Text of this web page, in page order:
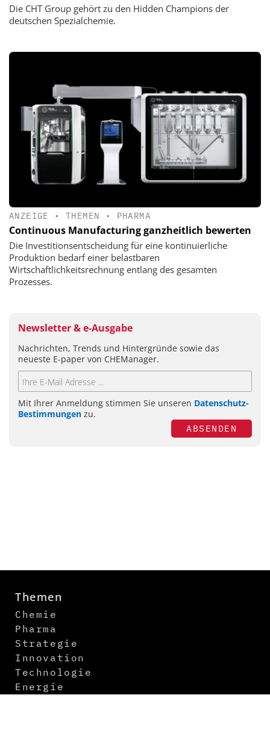
Die CHT Group gehört zu den Hidden Champions der
deutschen Spezialchemie.
ANZEIGE •THEMEN • PHARMA
Continuous Manufacturing ganzheitlich bewerten
Die Investitionsentscheidung für eine kontinuierliche
Produktion bedarf einer belastbaren
Wirtschaftlichkeitsrechnung entlang des gesamten
Prozesses.
Newsletter & e-Ausgabe
Nachrichten, Trends und Hintergründe sowie das
neueste E-paper von CHEManager.
Mit Ihrer Anmeldung stimmen Sie unseren Datenschutz-
Bestimmungen zu.
ABSENDEN
Themen
Chemie
Pharma
Strategie
Innovation
Technologie
Energie